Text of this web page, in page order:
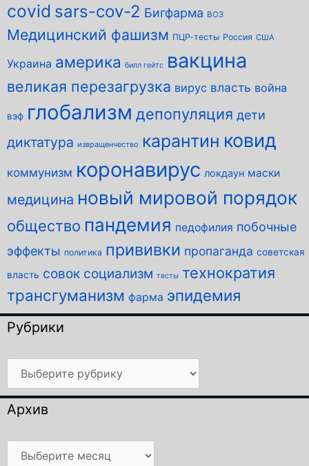
covid sars-cov-2 Бигфарма ВОЗ
Медицинский фашизм ПЦР-тесты Россия США
Украина америка билл гейтс вакцина
великая перезагрузка вирус власть война
вэф глобализм депопуляция дети
диктатура извращенчество карантин ковид
коммунизм коронавирус локдаун маски
медицина новый мировой порядок
общество пандемия педофилия побочные
эффекты политика прививки пропаганда советская
власть совок социализм тесты технократия
трансгуманизм фарма эпидемия
Рубрики
Рубрики
Архив
Архив